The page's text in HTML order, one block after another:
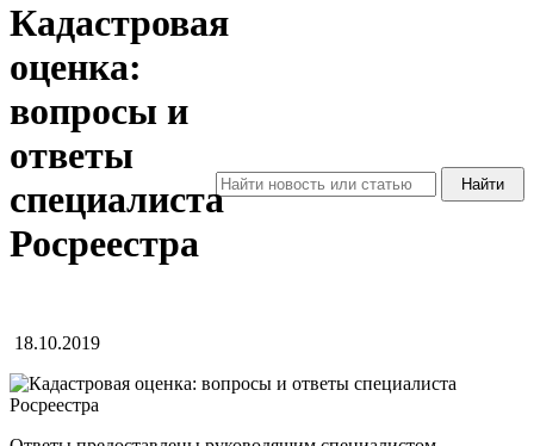
Кадастровая
оценка:
вопросы и
ответы
специалиста
Росреестра
18.10.2019